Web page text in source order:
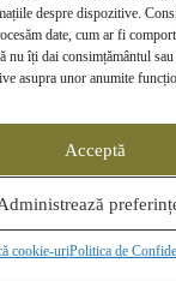
despre dispozitive.
date, cum ar fi
nu îți dai consimțământul
asupra unor anumite
Acceptă
cookie-uriPolitica de